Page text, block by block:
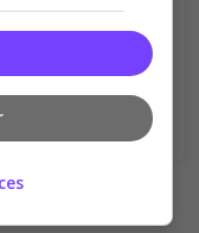
avis